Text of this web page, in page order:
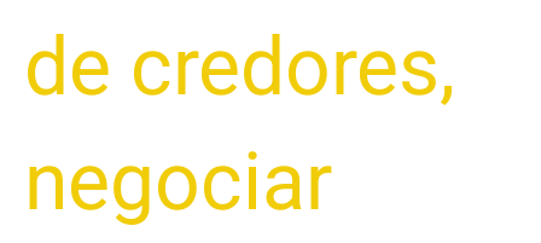
de credores,
negociar